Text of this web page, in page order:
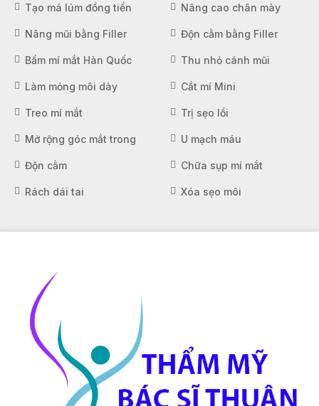
Tạo má lúm đồng tiền Nâng cao chân mày
Nâng mũi bằng Filler Độn cằm bằng Filler
Bấm mí mắt Hàn Quốc Thu nhỏ cánh mũi
Làm mỏng môi dày Cắt mí Mini
Treo mí mắt Trị sẹo lồi
Mở rộng góc mắt trong U mạch máu
Độn cằm Chữa sụp mí mắt
Rách dái tai Xóa sẹo môi